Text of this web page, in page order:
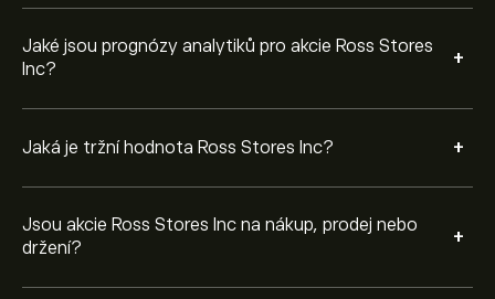
Jaké jsou prognózy analytiků pro akcie Ross Stores
Inc?
+
Jaká je tržní hodnota Ross Stores Inc? +
Jsou akcie Ross Stores Inc na nákup, prodej nebo
držení?
+